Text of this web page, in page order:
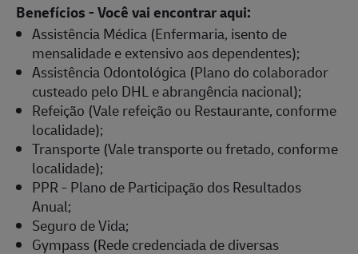
Benefícios - Você vai encontrar aqui:
Assistência Médica (Enfermaria, isento de
mensalidade e extensivo aos dependentes);
Assistência Odontológica (Plano do colaborador
custeado pelo DHL e abrangência nacional);
Refeição (Vale refeição ou Restaurante, conforme
localidade);
Transporte (Vale transporte ou fretado, conforme
localidade);
PPR - Plano de Participação dos Resultados
Anual;
Seguro de Vida;
Gympass (Rede credenciada de diversas